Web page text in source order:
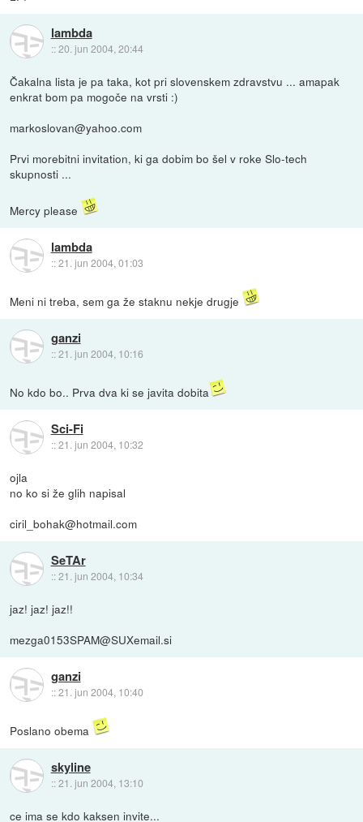
lambda
::20. jun 2004, 20:44
Čakalna lista je pa taka, kot pri slovenskem zdravstvu ... amapak
enkrat bom pa mogoče na vrsti :)
markoslovan@yahoo.com
Prvi morebitni invitation, ki ga dobim bo šel v roke Slo-tech
skupnosti ...
Mercy please
lambda
::21. jun 2004, 01:03
Meni ni treba, sem ga že staknu nekje drugje
ganzi
::21. jun 2004, 10:16
No kdo bo.. Prva dva ki se javita dobita
Sci-Fi
::21. jun 2004, 10:32
ojla
no ko si že glih napisal
ciril_bohak@hotmail.com
SeTAr
::21. jun 2004, 10:34
jaz! jaz! jaz!!
mezga0153SPAM@SUXemail.si
ganzi
::21. jun 2004, 10:40
Poslano obema
skyline
::21. jun 2004, 13:10
ce ima se kdo kaksen invite...